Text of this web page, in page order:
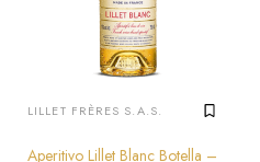
LILLET FRÈRES S.A.S.
Aperitivo Lillet Blanc Botella –